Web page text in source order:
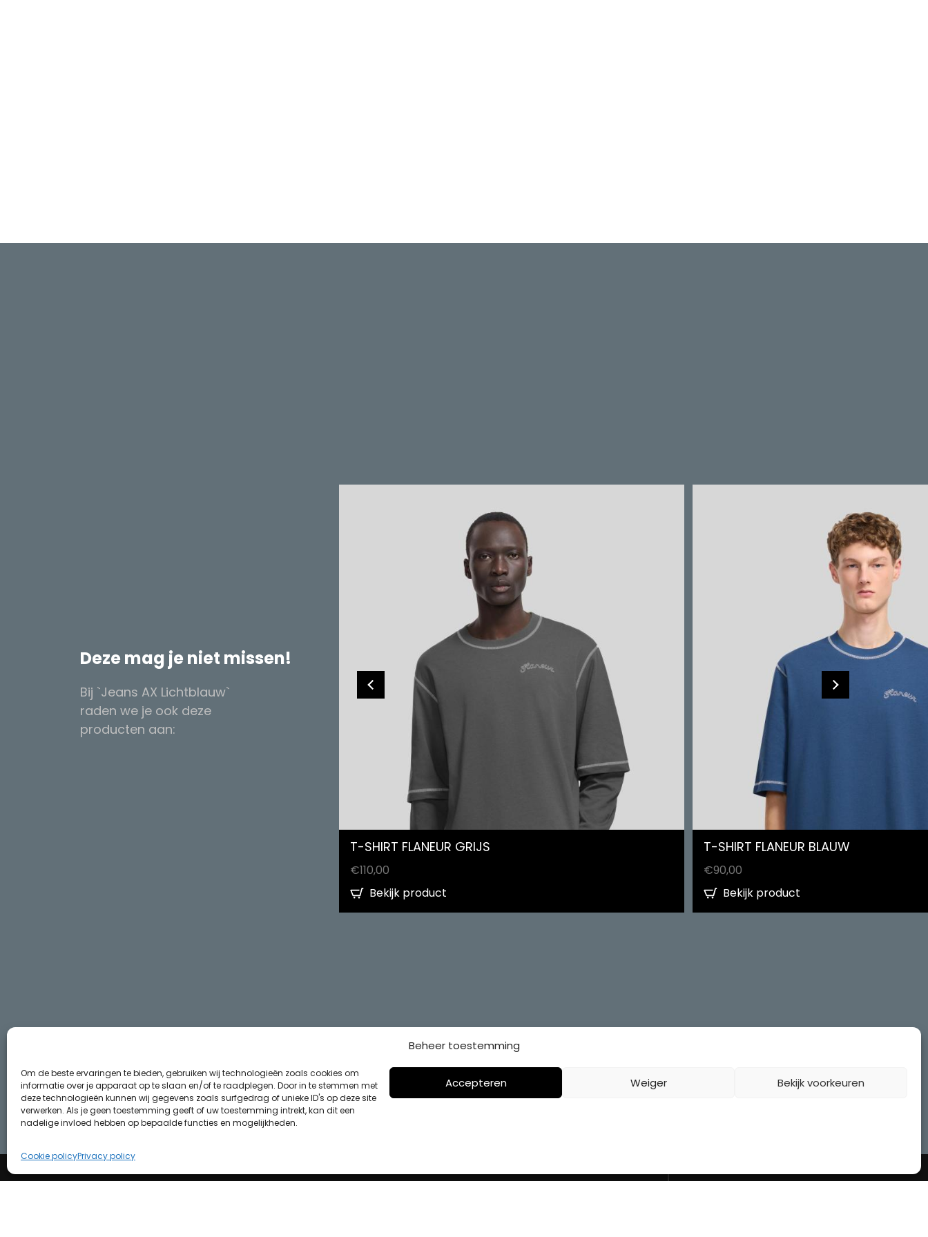
Beheer toestemming
Om de beste ervaringen te bieden, gebruiken wij technologieën zoals cookies om
informatie over je apparaat op te slaan en/of te raadplegen. Door in te stemmen met
deze technologieën kunnen wij gegevens zoals surfgedrag of unieke ID's op deze site
verwerken. Als je geen toestemming geeft of uw toestemming intrekt, kan dit een
nadelige invloed hebben op bepaalde functies en mogelijkheden.
Accepteren Weiger Bekijk voorkeuren
Cookie policyPrivacy policy
Deze mag je niet missen!
Bij `Jeans AX Lichtblauw`
raden we je ook deze
producten aan:
T-SHIRT FLANEUR GRIJS
€110,00
Bekijk product
T-SHIRT FLANEUR BLAUW
€90,00
Bekijk product